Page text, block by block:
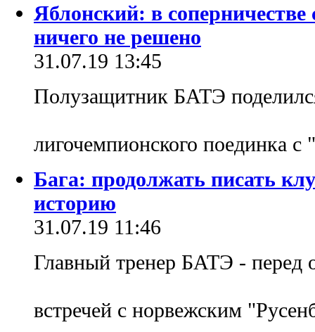
Яблонский: в
ничего не решено
31.07.19 13:45
Полузащитник БАТЭ
лигочемпионского поединка
Бага: продолжать писать
историю
31.07.19 11:46
Главный тренер БАТЭ - перед
встречей с норвежским